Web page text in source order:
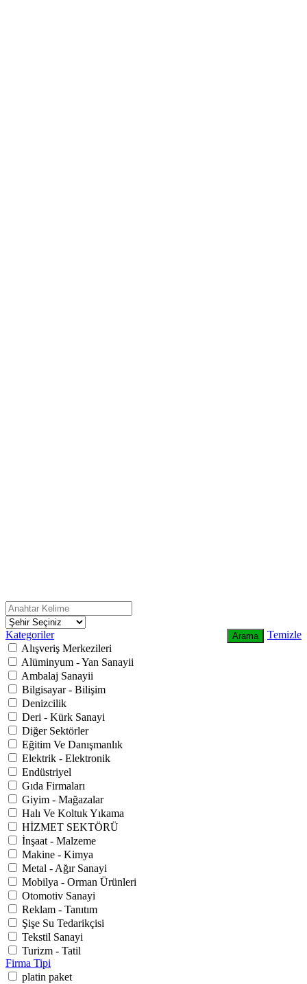
Temizle
Arama
Kategoriler
Alışveriş Merkezileri
Alüminyum - Yan Sanayii
Ambalaj Sanayii
Bilgisayar - Bilişim
Denizcilik
Deri - Kürk Sanayi
Diğer Sektörler
Eğitim Ve Danışmanlık
Elektrik - Elektronik
Endüstriyel
Gıda Firmaları
Giyim - Mağazalar
Halı Ve Koltuk Yıkama
HİZMET SEKTÖRÜ
İnşaat - Malzeme
Makine - Kimya
Metal - Ağır Sanayi
Mobilya - Orman Ürünleri
Otomotiv Sanayi
Reklam - Tanıtım
Şişe Su Tedarikçisi
Tekstil Sanayi
Turizm - Tatil
Firma Tipi
platin paket